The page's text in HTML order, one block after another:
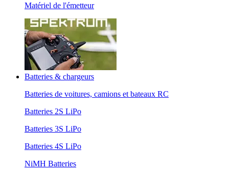
Matériel de l'émetteur
Batteries & chargeurs
Batteries de voitures, camions et bateaux RC
Batteries 2S LiPo
Batteries 3S LiPo
Batteries 4S LiPo
NiMH Batteries